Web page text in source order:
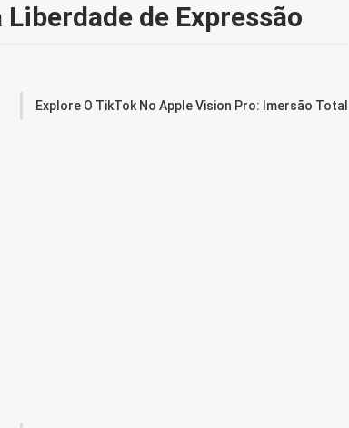
de Expressão
Explore O TikTok No Apple Vision Pro: Imersão Total